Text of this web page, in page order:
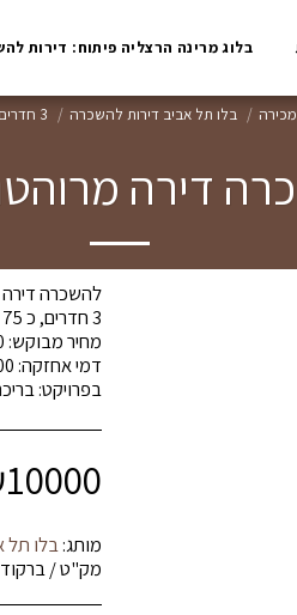
בלוג מרינה הרצליה פיתוח: דירות
בלו תל אביב דירות להשכרה 3 חדרים להשכרה
מרוהטת
בפרויקט:
10000
מותג:בלו תל
מק"ט /